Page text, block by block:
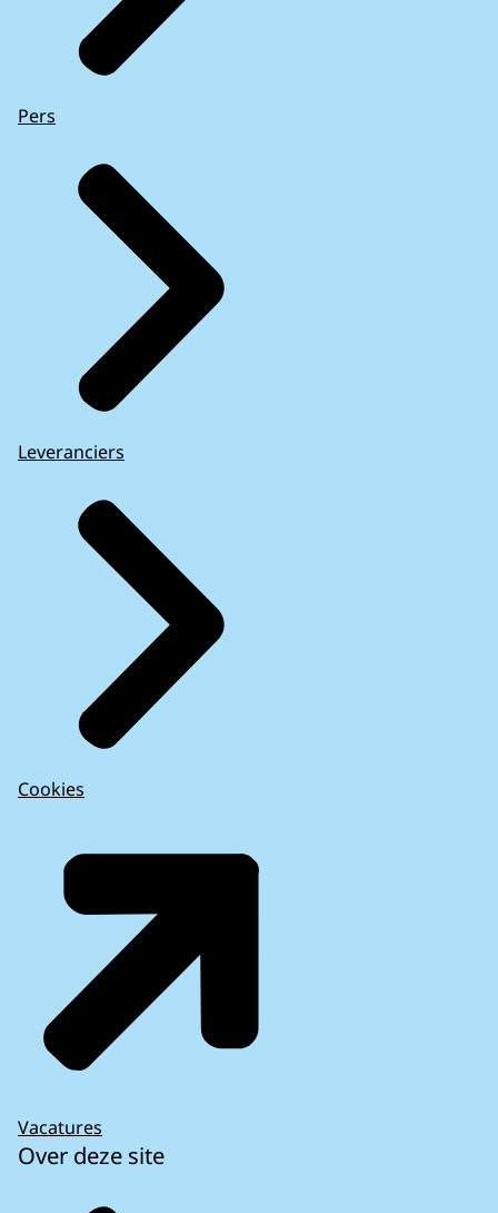
Pers
Leveranciers
Cookies
Vacatures
Over deze site